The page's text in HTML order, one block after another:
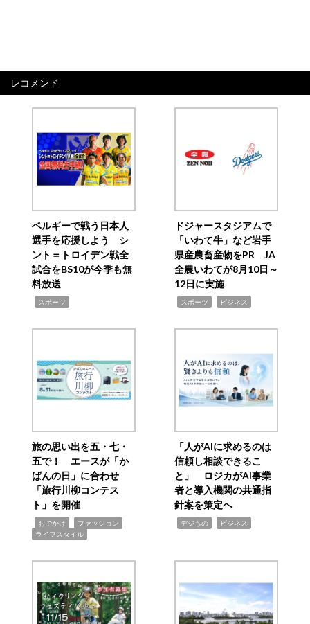
レコメンド
ベルギーで戦う日本人
選手を応援しよう シ
ント＝トロイデン戦全
試合をBS10が今季も無
料放送
スポーツ
ドジャースタジアムで
「いわて牛」など岩手
県産農畜産物をPR JA
全農いわてが8月10日～
12日に実施
スポーツ ビジネス
旅の思い出を五・七・
五で！ エースが「か
ばんの日」に合わせ
「旅行川柳コンテス
ト」を開催
おでかけ ファッション
ライフスタイル
「人がAIに求めるのは
信頼し相談できるこ
と」 ロジカがAI事業
者と導入機関の共通指
針案を策定へ
デジもの ビジネス